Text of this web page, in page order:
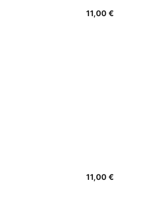
11,00 €Precio
11,00 €Precio